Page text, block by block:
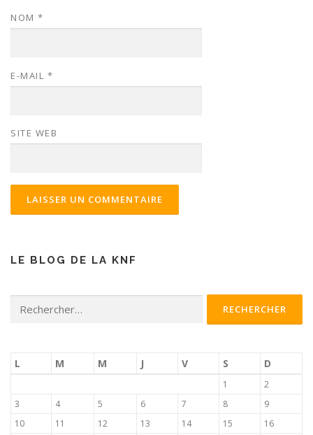
NOM *
E-MAIL *
SITE WEB
LE BLOG DE LA KNF
L M M J V S D
1
2
3
4 5 6 7 8
9
10
11 12 13 14 15
16